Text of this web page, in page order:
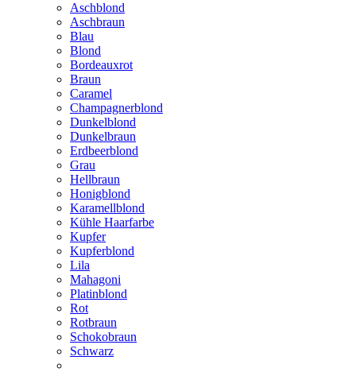
Aschblond
Aschbraun
Blau
Blond
Bordeauxrot
Braun
Caramel
Champagnerblond
Dunkelblond
Dunkelbraun
Erdbeerblond
Grau
Hellbraun
Honigblond
Karamellblond
Kühle Haarfarbe
Kupfer
Kupferblond
Lila
Mahagoni
Platinblond
Rot
Rotbraun
Schokobraun
Schwarz